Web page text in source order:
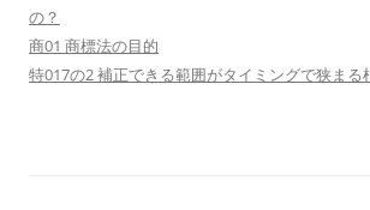
の？
商01 商標法の目的
特017の2 補正できる範囲がタイミングで狭まる